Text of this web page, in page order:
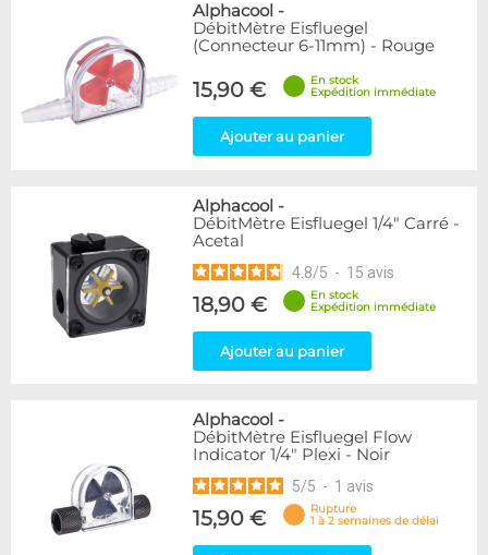
Alphacool -
DébitMètre Eisfluegel
(Connecteur 6-11mm) - Rouge
15,90 €
En stock
Expédition immédiate
Ajouter au panier
Alphacool -
DébitMètre Eisfluegel 1/4" Carré -
Acetal
4.8/5 - 15 avis
18,90 €
En stock
Expédition immédiate
Ajouter au panier
Alphacool -
DébitMètre Eisfluegel Flow
Indicator 1/4" Plexi - Noir
5/5 - 1 avis
15,90 €
Rupture
1 à 2 semaines de délai